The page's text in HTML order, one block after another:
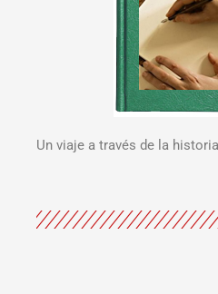
Un viaje a través de la